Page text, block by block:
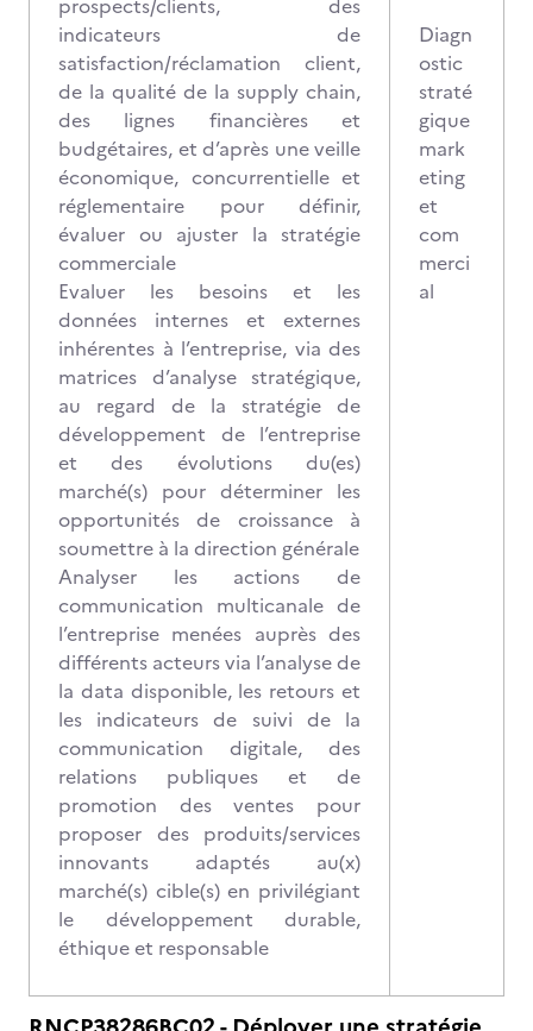
prospects/clients, des
indicateurs de
satisfaction/réclamation client,
de la qualité de la supply chain,
des lignes financières et
budgétaires, et d’après une veille
économique, concurrentielle et
réglementaire pour définir,
évaluer ou ajuster la stratégie
commerciale
Evaluer les besoins et les
données internes et externes
inhérentes à l’entreprise, via des
matrices d’analyse stratégique,
au regard de la stratégie de
développement de l’entreprise
et des évolutions du(es)
marché(s) pour déterminer les
opportunités de croissance à
soumettre à la direction générale
Analyser les actions de
communication multicanale de
l’entreprise menées auprès des
différents acteurs via l’analyse de
la data disponible, les retours et
les indicateurs de suivi de la
communication digitale, des
relations publiques et de
promotion des ventes pour
proposer des produits/services
innovants adaptés au(x)
marché(s) cible(s) en privilégiant
le développement durable,
éthique et responsable
Diagn
ostic
straté
gique
mark
eting
et
com
merci
al